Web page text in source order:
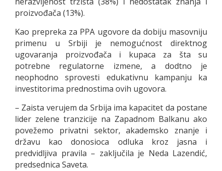
proizvođača (13%).
Kao prepreka za PPA ugovore da dobiju masovniju
primenu u Srbiji je nemogućnost direktnog
ugovaranja proizvođača i kupaca za šta su
potrebne regulatorne izmene, a dodtno je
neophodno sprovesti edukativnu kampanju ka
investitorima prednostima ovih ugovora.
– Zaista verujem da Srbija ima kapacitet da postane
lider zelene tranzicije na Zapadnom Balkanu ako
povežemo privatni sektor, akademsko znanje i
državu kao donosioca odluka kroz jasna i
predvidljiva pravila – zaključila je Neda Lazendić,
predsednica Saveta.